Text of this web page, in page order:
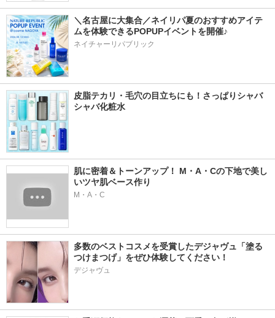
＼名古屋に大集合／ネイリパ夏のおすすめアイテ
ムを体験できるPOPUPイベントを開催♪
ネイチャーリパブリック
皮脂テカリ・毛穴の目立ちにも！さっぱりシャバ
シャバ化粧水
肌に密着＆トーンアップ！ M・A・Cの下地で美し
いツヤ肌ベース作り
M・A・C
多数のベストコスメを受賞したデジャヴュ「塗る
つけまつげ」をぜひ体験してください！
デジャヴュ